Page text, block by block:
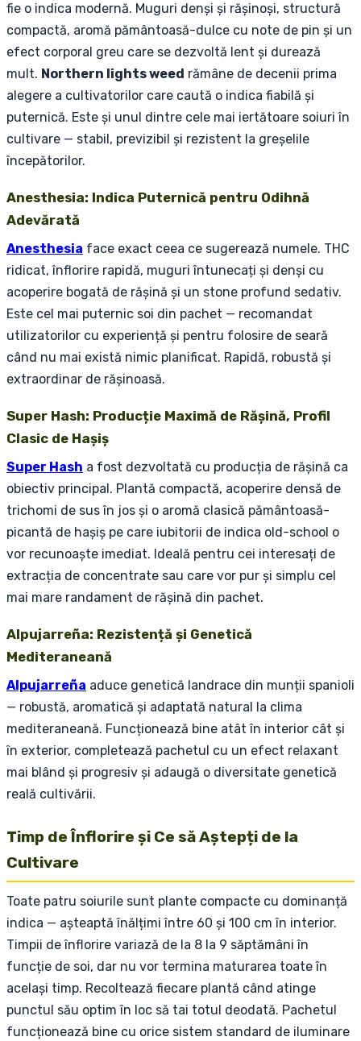
fie o indica modernă. Muguri denși și rășinoși, structură
compactă, aromă pământoasă-dulce cu note de pin și un
efect corporal greu care se dezvoltă lent și durează
mult. Northern lights weed rămâne de decenii prima
alegere a cultivatorilor care caută o indica fiabilă și
puternică. Este și unul dintre cele mai iertătoare soiuri în
cultivare — stabil, previzibil și rezistent la greșelile
începătorilor.
Anesthesia: Indica Puternică pentru Odihnă
Adevărată
Anesthesia face exact ceea ce sugerează numele. THC
ridicat, înflorire rapidă, muguri întunecați și denși cu
acoperire bogată de rășină și un stone profund sedativ.
Este cel mai puternic soi din pachet — recomandat
utilizatorilor cu experiență și pentru folosire de seară
când nu mai există nimic planificat. Rapidă, robustă și
extraordinar de rășinoasă.
Super Hash: Producție Maximă de Rășină, Profil
Clasic de Hașiș
Super Hash a fost dezvoltată cu producția de rășină ca
obiectiv principal. Plantă compactă, acoperire densă de
trichomi de sus în jos și o aromă clasică pământoasă-
picantă de hașiș pe care iubitorii de indica old-school o
vor recunoaște imediat. Ideală pentru cei interesați de
extracția de concentrate sau care vor pur și simplu cel
mai mare randament de rășină din pachet.
Alpujarreña: Rezistență și Genetică
Mediteraneană
Alpujarreña aduce genetică landrace din munții spanioli
— robustă, aromatică și adaptată natural la clima
mediteraneană. Funcționează bine atât în interior cât și
în exterior, completează pachetul cu un efect relaxant
mai blând și progresiv și adaugă o diversitate genetică
reală cultivării.
Timp de Înflorire și Ce să Aștepți de la
Cultivare
Toate patru soiurile sunt plante compacte cu dominanță
indica — așteaptă înălțimi între 60 și 100 cm în interior.
Timpii de înflorire variază de la 8 la 9 săptămâni în
funcție de soi, dar nu vor termina maturarea toate în
același timp. Recoltează fiecare plantă când atinge
punctul său optim în loc să tai totul deodată. Pachetul
funcționează bine cu orice sistem standard de iluminare